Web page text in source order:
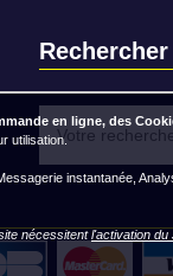
en ligne, des
utilisation.
instantanée,
nécessitentl'activation